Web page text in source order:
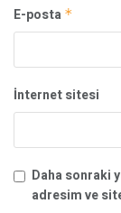
E-posta *
İnternet sitesi
Daha sonraki
adresim ve